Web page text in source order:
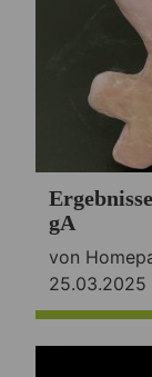
gA
von
25.03.2025